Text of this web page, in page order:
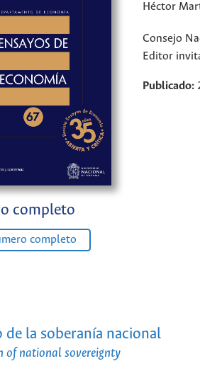
Héctor
Consejo
Editor
Publicado:
completo
completo
de la soberanía nacional
of national sovereignty